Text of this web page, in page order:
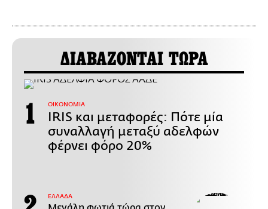
ΔΙΑΒΑΖΟΝΤΑΙ ΤΩΡΑ
ΟΙΚΟΝΟΜΙΑ
IRIS και μεταφορές: Πότε μία
συναλλαγή μεταξύ αδελφών
φέρνει φόρο 20%
ΕΛΛΑΔΑ